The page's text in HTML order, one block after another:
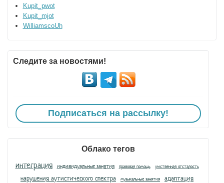
Kupit_pwot
Kupit_mjot
WilliamscoUh
Следите за новостями!
Подписаться на рассылку!
Облако тегов
интеграция индивидуальные занятия правовая помощь умственная отсталость
нарушения аутистического спектра музыкальные занятия адаптация